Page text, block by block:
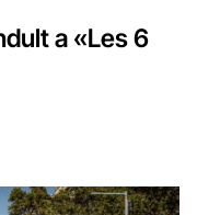
a «Les 6